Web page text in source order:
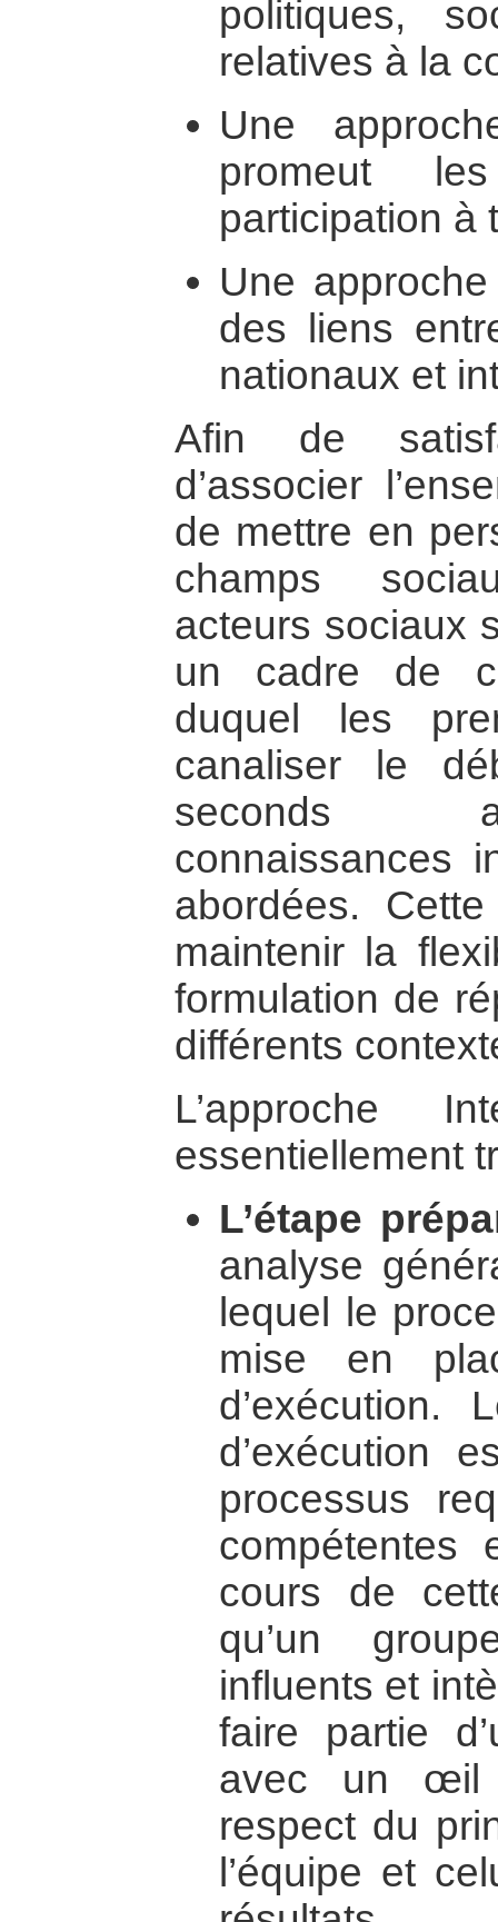
politiques,
relatives à la
Une
promeut
participation à
Une
des liens
nationaux et
Afin de
d’associer
de mettre en
champs
acteurs sociaux
un cadre de
duquel les
canaliser le
seconds
connaissances
abordées.
maintenir la
formulation de
différents
L’approche
essentiellement
L’étape
analyse
lequel le
mise en
d’exécution.
d’exécution
processus
compétentes
cours de
qu’un
influents et
faire partie
avec un œil
respect du
l’équipe et